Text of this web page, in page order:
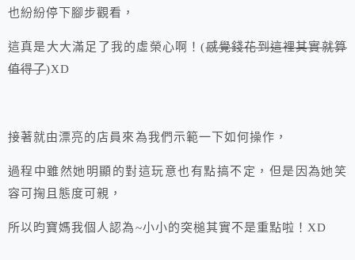
也紛紛停下腳步觀看，
這真是大大滿足了我的虛榮心啊！(感覺錢花到這裡其實就算
值得了)XD
接著就由漂亮的店員來為我們示範一下如何操作，
過程中雖然她明顯的對這玩意也有點搞不定，但是因為她笑
容可掬且態度可親，
所以昀寶媽我個人認為~小小的突槌其實不是重點啦！XD